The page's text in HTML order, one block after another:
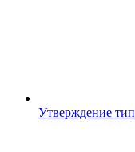
Утверждение